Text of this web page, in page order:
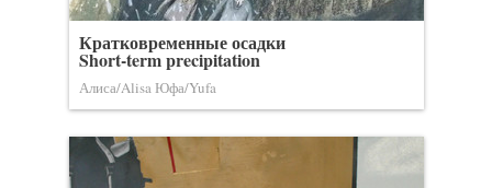
Кратковременные осадки
Short-term precipitation
Алиса/Alisa Юфа/Yufa